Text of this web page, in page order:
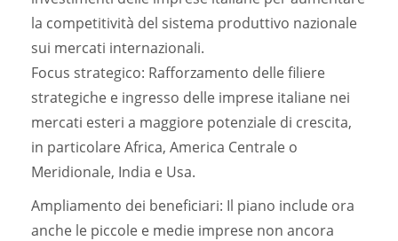
la competitività del sistema produttivo nazionale
sui mercati internazionali.
Focus strategico: Rafforzamento delle filiere
strategiche e ingresso delle imprese italiane nei
mercati esteri a maggiore potenziale di crescita,
in particolare Africa, America Centrale o
Meridionale, India e Usa.
Ampliamento dei beneficiari: Il piano include ora
anche le piccole e medie imprese non ancora